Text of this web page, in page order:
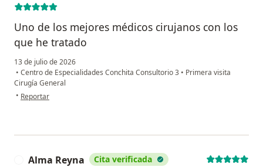
Uno de los mejores médicos cirujanos con los
que he tratado
13 de julio de 2026
• Centro de Especialidades Conchita Consultorio 3 • Primera visita
Cirugía General
• en opinión del usuario Cesar Luis Ramírez Cuéllar
Reportar
Alma Reyna Cita verificada